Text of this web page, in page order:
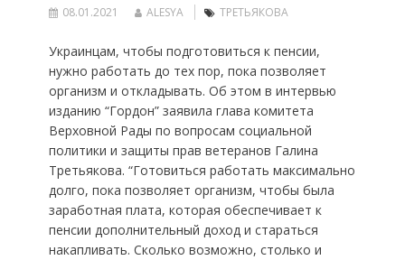
08.01.2021 ALESYA ТРЕТЬЯКОВА
Украинцам, чтобы подготовиться к пенсии,
нужно работать до тех пор, пока позволяет
организм и откладывать. Об этом в интервью
изданию “Гордон” заявила глава комитета
Верховной Рады по вопросам социальной
политики и защиты прав ветеранов Галина
Третьякова. “Готовиться работать максимально
долго, пока позволяет организм, чтобы была
заработная плата, которая обеспечивает к
пенсии дополнительный доход и стараться
накапливать. Сколько возможно, столько и